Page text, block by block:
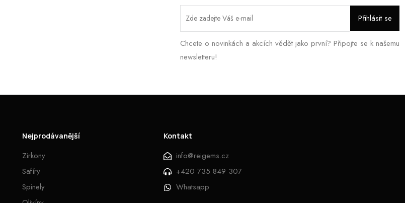
Chcete o novinkách a akcích vědět jako první? Připojte se k našemu
newsletteru!
Nejprodávanější
Zirkony
Safíry
Spinely
Kontakt
info@reigems.cz
+420 735 849 307
Whatsapp